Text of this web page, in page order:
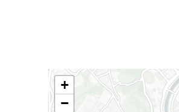
+
−